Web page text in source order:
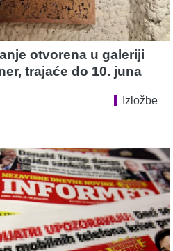
otvorena u galeriji
trajaće do 10. juna
Izložbe